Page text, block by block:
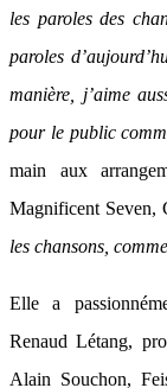
les paroles des
paroles
manière, j’aime
pour le public
main aux
Magnificent Seven,
les chansons,
Elle a
Renaud Létang,
Alain Souchon,